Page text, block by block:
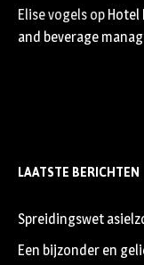
Elise vogels op Hotel
and beverage
LAATSTE BERICHTEN
Spreidingswet
Een bijzonder en